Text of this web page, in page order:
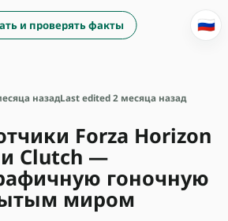
и проверять факты 🇷🇺
назадLast edited 2 месяца назад
Forza Horizon
Clutch —
гоночную
миром